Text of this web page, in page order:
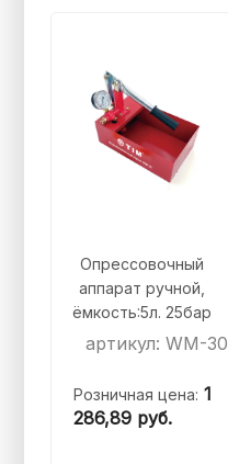
Опрессовочный
аппарат ручной,
ёмкость:5л. 25бар
артикул: WM-30
Розничная цена: 1
286,89 руб.